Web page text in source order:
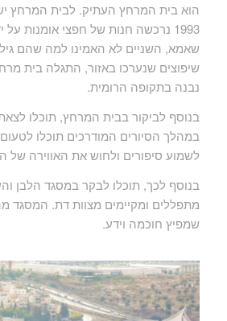
הוא בית המרחץ העתיק. לבית המרחץ
1993 נרכשה חנות של חפצי אומנות
שאמא, השניים לא האמינו למה שהם
שיפוצים שנערכו באזור, התגלה בית
נבנה בתקופה הרומית.
בנוסף לביקור בבית המרחץ, תוכלו לצאת
במהלך הסיורים המודרכים תוכלו
לשמוע סיפורים ולחוש את האווירה של
בנוסף לכך, תוכלו לבקר במסגד הלבן
מתפללים ומקיימים מצוות דת. המסגד
שמפיץ חוכמה וידע.